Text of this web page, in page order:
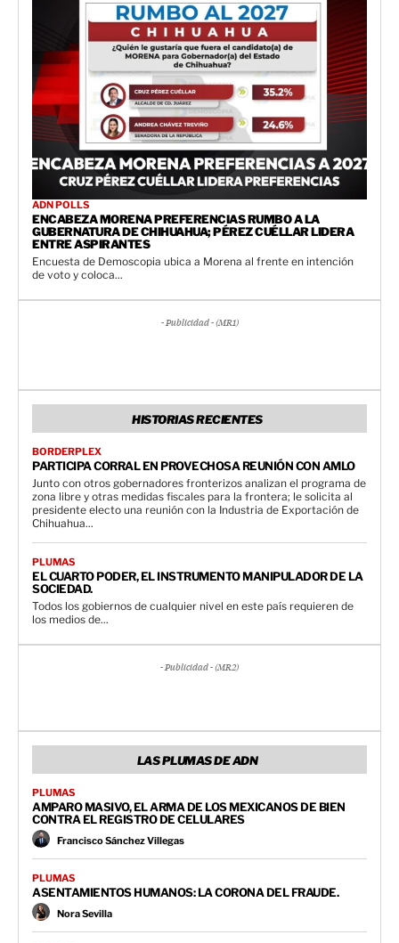
ADN POLLS
ENCABEZA MORENA PREFERENCIAS RUMBO A LA
GUBERNATURA DE CHIHUAHUA; PÉREZ CUÉLLAR LIDERA
ENTRE ASPIRANTES
Encuesta de Demoscopia ubica a Morena al frente en intención
de voto y coloca...
- Publicidad - (MR1)
HISTORIAS RECIENTES
BORDERPLEX
PARTICIPA CORRAL EN PROVECHOSA REUNIÓN CON AMLO
Junto con otros gobernadores fronterizos analizan el programa de
zona libre y otras medidas fiscales para la frontera; le solicita al
presidente electo una reunión con la Industria de Exportación de
Chihuahua...
PLUMAS
EL CUARTO PODER, EL INSTRUMENTO MANIPULADOR DE LA
SOCIEDAD.
Todos los gobiernos de cualquier nivel en este país requieren de
los medios de...
- Publicidad - (MR2)
LAS PLUMAS DE ADN
PLUMAS
AMPARO MASIVO, EL ARMA DE LOS MEXICANOS DE BIEN
CONTRA EL REGISTRO DE CELULARES
Francisco Sánchez Villegas
PLUMAS
ASENTAMIENTOS HUMANOS: LA CORONA DEL FRAUDE.
Nora Sevilla